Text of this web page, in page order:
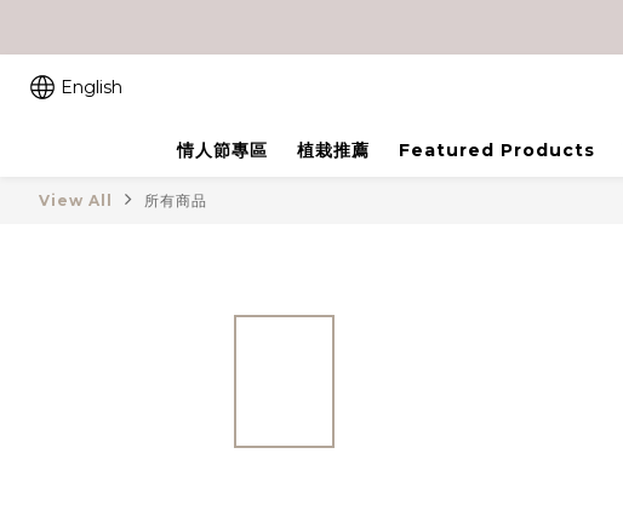
English
情人節專區 植栽推薦 Featured Products
View All 所有商品